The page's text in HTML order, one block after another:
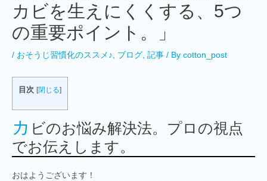
カビを生えにくくする、5つ
の重要ポイント。」
/ おそうじ習慣化のススメ♪ ブログ 記事 / By cotton_post
目次 [閉じる]
カ ビのお悩み解決法。プロの視点
でお伝えします。
おはようございます！